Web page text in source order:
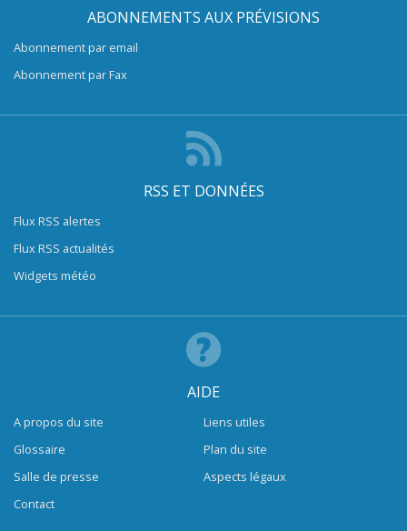
ABONNEMENTS AUX PRÉVISIONS
Abonnement par email
Abonnement par Fax
RSS ET DONNÉES
Flux RSS alertes
Flux RSS actualités
Widgets météo
AIDE
A propos du site
Glossaire
Salle de presse
Contact
Liens utiles
Plan du site
Aspects légaux